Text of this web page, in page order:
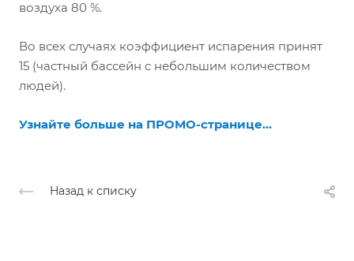
воздуха 80 %.
Во всех случаях коэффициент испарения принят
15 (частный бассейн с небольшим количеством
людей).
Узнайте больше на ПРОМО-странице...
Назад к списку